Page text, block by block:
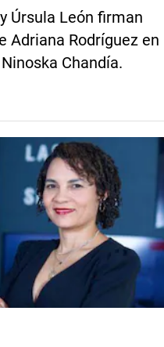
Úrsula León firman
Adriana Rodríguez en
Chandía.